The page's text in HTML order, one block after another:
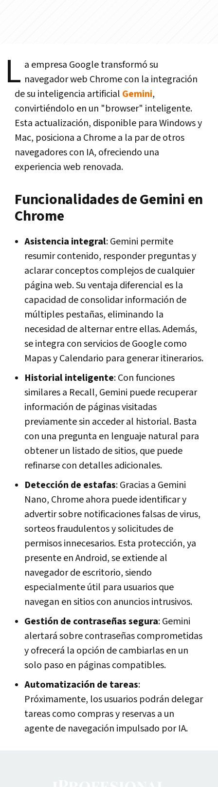
L a empresa Google transformó su
navegador web Chrome con la integración
de su inteligencia artificial Gemini,
convirtiéndolo en un "browser" inteligente.
Esta actualización, disponible para Windows y
Mac, posiciona a Chrome a la par de otros
navegadores con IA, ofreciendo una
experiencia web renovada.
Funcionalidades de Gemini en
Chrome
Asistencia integral: Gemini permite
resumir contenido, responder preguntas y
aclarar conceptos complejos de cualquier
página web. Su ventaja diferencial es la
capacidad de consolidar información de
múltiples pestañas, eliminando la
necesidad de alternar entre ellas. Además,
se integra con servicios de Google como
Mapas y Calendario para generar itinerarios.
Historial inteligente: Con funciones
similares a Recall, Gemini puede recuperar
información de páginas visitadas
previamente sin acceder al historial. Basta
con una pregunta en lenguaje natural para
obtener un listado de sitios, que puede
refinarse con detalles adicionales.
Detección de estafas: Gracias a Gemini
Nano, Chrome ahora puede identificar y
advertir sobre notificaciones falsas de virus,
sorteos fraudulentos y solicitudes de
permisos innecesarios. Esta protección, ya
presente en Android, se extiende al
navegador de escritorio, siendo
especialmente útil para usuarios que
navegan en sitios con anuncios intrusivos.
Gestión de contraseñas segura: Gemini
alertará sobre contraseñas comprometidas
y ofrecerá la opción de cambiarlas en un
solo paso en páginas compatibles.
Automatización de tareas:
Próximamente, los usuarios podrán delegar
tareas como compras y reservas a un
agente de navegación impulsado por IA.